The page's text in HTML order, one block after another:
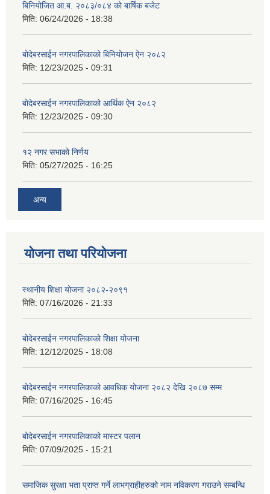
बिनियोजित आ.ब. २०८३/०८४ को बार्षिक बजेट
मिति: 06/24/2026 - 18:38
बोदेबरसाईन नगरपालिकाको बिनियोजन ऐन २०८२
मिति: 12/23/2025 - 09:31
बोदेबरसाईन नगरपालिकाको आर्थिक ऐन २०८२
मिति: 12/23/2025 - 09:30
१२ नगर सभाको निर्णय
मिति: 05/27/2025 - 16:25
अन्य
योजना तथा परियोजना
स्थानीय शिक्षा योजना २०८२-२०९१
मिति: 07/16/2026 - 21:33
बोदेबरसाईन नगरपालिकाको शिक्षा योजना
मिति: 12/12/2025 - 18:08
बोदेबरसाईन नगरपालिकाको आवधिक योजना २०८२ देखि २०८७ सम्म
मिति: 07/16/2025 - 16:45
बोदेबरसाईन नगरपालिकाको मास्टर पलान
मिति: 07/09/2025 - 15:21
समाजिक सुरक्षा भता प्राप्त गर्ने लाभग्राहीहरुको नाम नविकरण गराउने सम्बन्धि